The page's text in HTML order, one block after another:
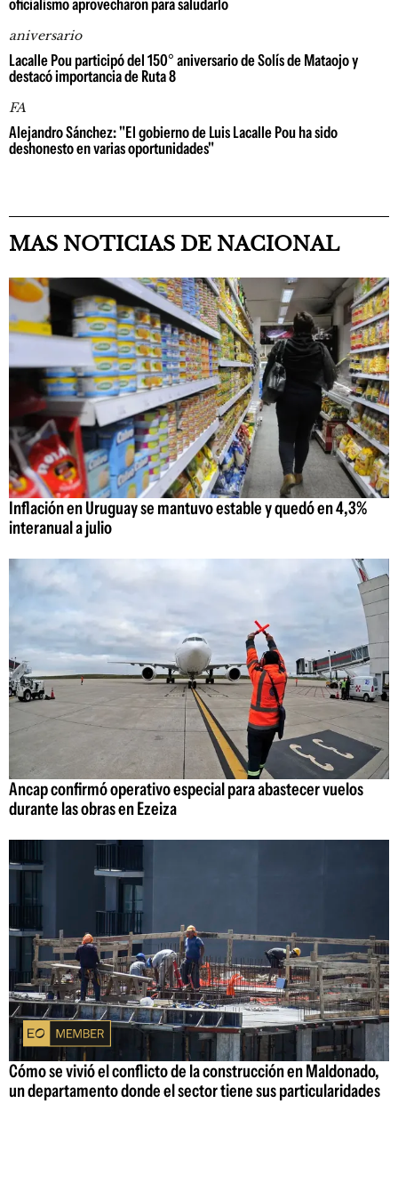
oficialismo aprovecharon para saludarlo
aniversario
Lacalle Pou participó del 150° aniversario de Solís de Mataojo y
destacó importancia de Ruta 8
FA
Alejandro Sánchez: "El gobierno de Luis Lacalle Pou ha sido
deshonesto en varias oportunidades"
MAS NOTICIAS DE NACIONAL
Inflación en Uruguay se mantuvo estable y quedó en 4,3%
interanual a julio
Ancap confirmó operativo especial para abastecer vuelos
durante las obras en Ezeiza
Cómo se vivió el conflicto de la construcción en Maldonado,
un departamento donde el sector tiene sus particularidades